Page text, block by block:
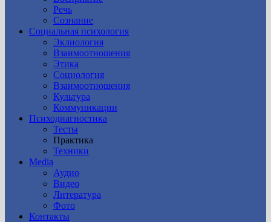
Речь
Сознание
Социальная психология
Эклиология
Взаимоотношения
Этика
Социология
Взаимоотношения
Культура
Коммуникации
Психодиагностика
Тесты
Практика
Техники
Media
Аудио
Видео
Литература
Фото
Контакты